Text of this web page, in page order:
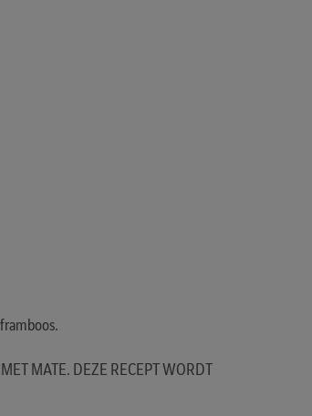
MATE. DEZE RECEPT WORDT